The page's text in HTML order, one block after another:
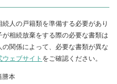
人の戸籍類を準備する必要があり
相続放棄をする際の必要な書類は
関係によって、必要な書類が異な
ェブサイト をご確認ください。
謄本